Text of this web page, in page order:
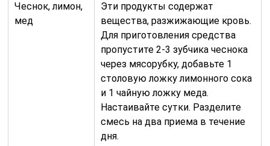
Чеснок, лимон,
мед
Эти продукты содержат
вещества, разжижающие кровь.
Для приготовления средства
пропустите 2-3 зубчика чеснока
через мясорубку, добавьте 1
столовую ложку лимонного сока
и 1 чайную ложку меда.
Настаивайте сутки. Разделите
смесь на два приема в течение
дня.